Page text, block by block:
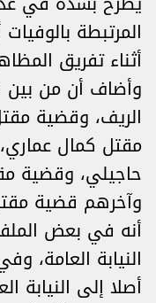
المرتبطة
أثناء تفريق
وأضاف أن من
الريف، وقضية
مقتل كمال
حاجيلي، وقضية
وآخرهم قضية
أنه في بعض
النيابة العامة،
أصلا إلى النيابة